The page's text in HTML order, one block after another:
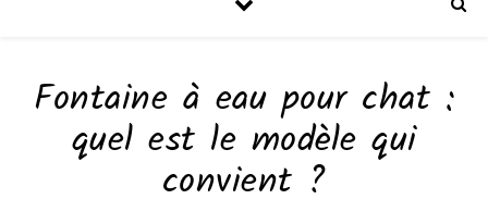
Fontaine à eau pour chat :
quel est le modèle qui
convient ?